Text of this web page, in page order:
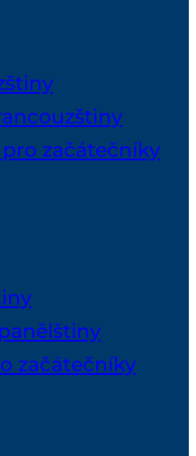
začátečníky
začátečníky